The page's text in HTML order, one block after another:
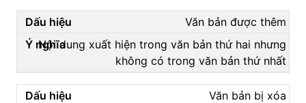
Văn bản được thêm
Nội dung xuất hiện trong văn bản thứ hai nhưng
không có trong văn bản thứ nhất
Văn bản bị xóa